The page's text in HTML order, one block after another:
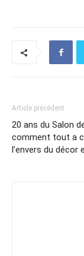
Article précédent
20 ans du Salon
comment tout a
l’envers du décor